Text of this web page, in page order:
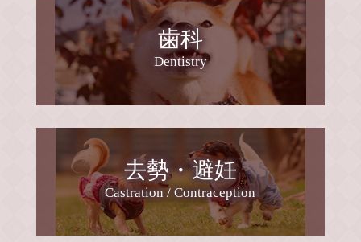
＊当院では獣医師を募集しています。
2026/04/01
4月の診療日程
2026年４月の診療日程です。
４月は午後の診療もあります。
１５時～１５時５０分です。
【フィラリア症とは】
フィラリアという細長いそうめんのような寄
生虫(フィラリアの成虫)が犬の心臓に寄生し
て、心臓や肝臓や腎臓に命に関わる症状をお
こす怖い病気です。
ます。猫のフィラリア症は診断も治療も難し
く、無症状である期間が長く、咳などの症状
がでたときにはすでに危険な状態で肺や心臓
に重篤なダメージを負っています。急に突然
死に至ることもあります。最近ではフィラリ
ア症にかかっている猫ちゃんも意外といるこ
歯科
Dentistry
去勢・避妊
Castration / Contraception